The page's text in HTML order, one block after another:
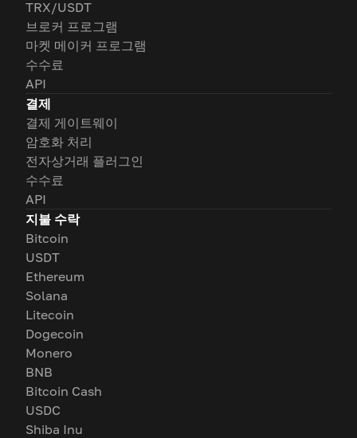
TRX/USDT
브로커 프로그램
마켓 메이커 프로그램
수수료
API
결제
결제 게이트웨이
암호화 처리
전자상거래 플러그인
수수료
API
지불 수락
Bitcoin
USDT
Ethereum
Solana
Litecoin
Dogecoin
Monero
BNB
Bitcoin Cash
USDC
Shiba Inu